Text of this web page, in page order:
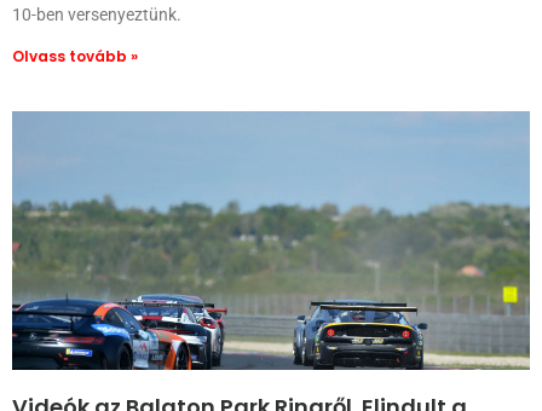
10-ben versenyeztünk.
Olvass tovább »